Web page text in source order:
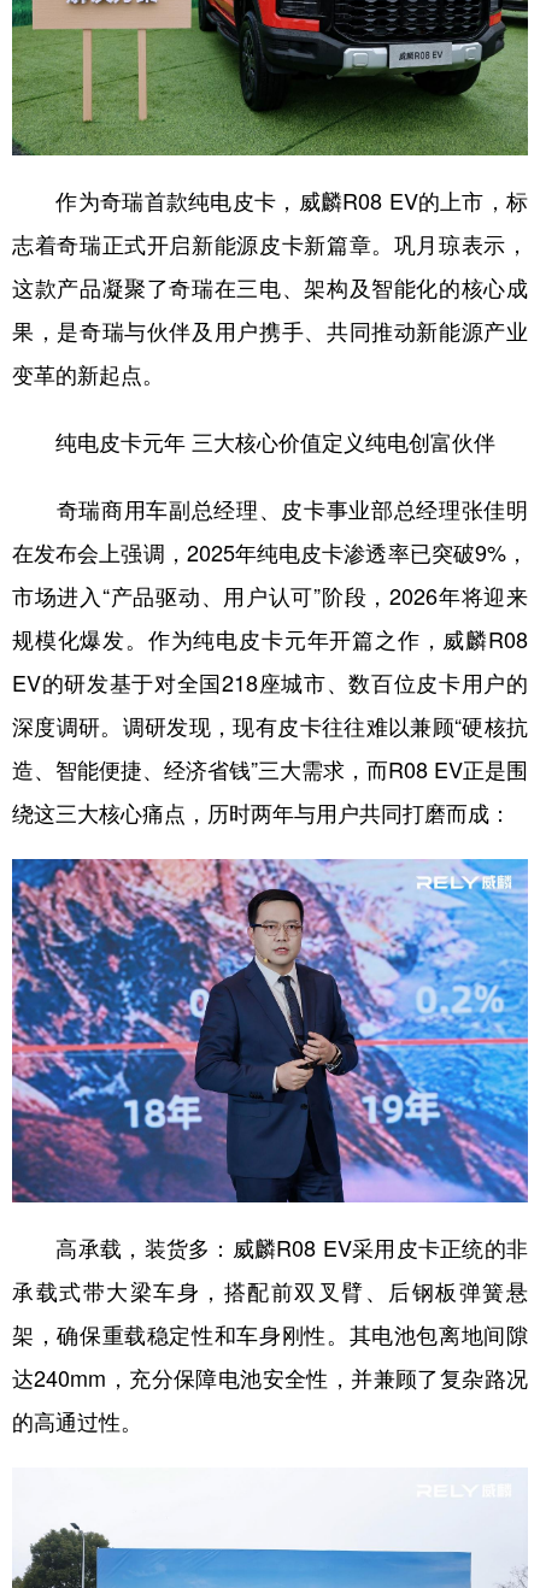
作为奇瑞首款纯电皮卡，威麟R08 EV的上市，标
志着奇瑞正式开启新能源皮卡新篇章。巩月琼表示，
这款产品凝聚了奇瑞在三电、架构及智能化的核心成
果，是奇瑞与伙伴及用户携手、共同推动新能源产业
变革的新起点。
纯电皮卡元年 三大核心价值定义纯电创富伙伴
奇瑞商用车副总经理、皮卡事业部总经理张佳明
在发布会上强调，2025年纯电皮卡渗透率已突破9%，
市场进入“产品驱动、用户认可”阶段，2026年将迎来
规模化爆发。作为纯电皮卡元年开篇之作，威麟R08
EV的研发基于对全国218座城市、数百位皮卡用户的
深度调研。调研发现，现有皮卡往往难以兼顾“硬核抗
造、智能便捷、经济省钱”三大需求，而R08 EV正是围
绕这三大核心痛点，历时两年与用户共同打磨而成：
高承载，装货多：威麟R08 EV采用皮卡正统的非
承载式带大梁车身，搭配前双叉臂、后钢板弹簧悬
架，确保重载稳定性和车身刚性。其电池包离地间隙
达240mm，充分保障电池安全性，并兼顾了复杂路况
的高通过性。